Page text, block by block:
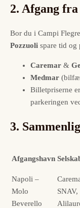
2. Afgang
Bor du i Campi
Pozzuoli spare tid og
Caremar &
Medmar
Billetpriserne
parkeringen
3.
Afgangshavn
Napoli –
Molo
Beverello
SNAV,